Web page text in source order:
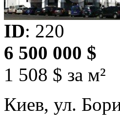
ID: 220
6 500 000 $
1 508 $ за м²
Киев, ул.